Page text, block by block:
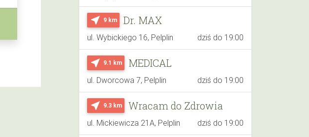
near_me 9 km Dr. MAX
ul. Wybickiego 16, Pelplin dziś do 19:00
near_me 9.1 km MEDICAL
ul. Dworcowa 7, Pelplin dziś do 19:00
near_me 9.3 km Wracam do Zdrowia
ul. Mickiewicza 21A, Pelplin dziś do 19:00